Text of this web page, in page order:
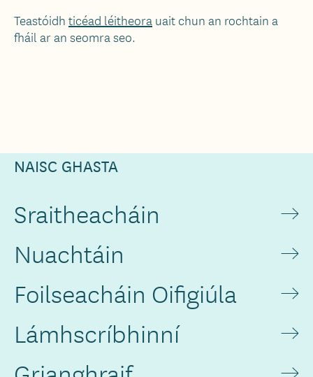
Teastóidhticéad léitheorauait chun an rochtain a
fháil ar an seomra seo.
NAISC GHASTA
Sraitheacháin
Nuachtáin
Foilseacháin Oifigiúla
Lámhscríbhinní